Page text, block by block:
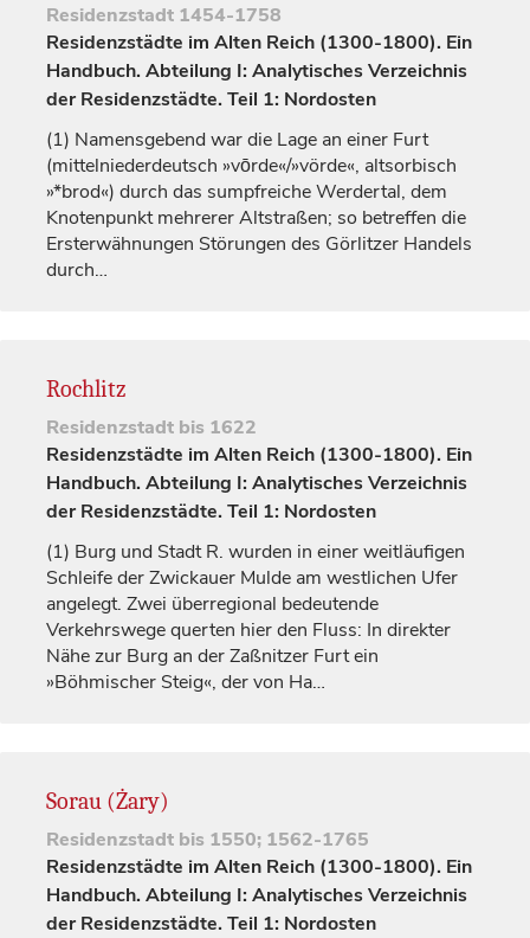
Residenzstadt 1454-1758
Residenzstädte im Alten Reich (1300-1800). Ein
Handbuch. Abteilung I: Analytisches Verzeichnis
der Residenzstädte. Teil 1: Nordosten
(1) Namensgebend war die Lage an einer Furt
(mittelniederdeutsch »vōrde«/»vörde«, altsorbisch
»*brod«) durch das sumpfreiche Werdertal, dem
Knotenpunkt mehrerer Altstraßen; so betreffen die
Ersterwähnungen Störungen des Görlitzer Handels
durch…
Rochlitz
Residenzstadt bis 1622
Residenzstädte im Alten Reich (1300-1800). Ein
Handbuch. Abteilung I: Analytisches Verzeichnis
der Residenzstädte. Teil 1: Nordosten
(1) Burg und Stadt R. wurden in einer weitläufigen
Schleife der Zwickauer Mulde am westlichen Ufer
angelegt. Zwei überregional bedeutende
Verkehrswege querten hier den Fluss: In direkter
Nähe zur Burg an der Zaßnitzer Furt ein
»Böhmischer Steig«, der von Ha…
Sorau (Żary)
Residenzstadt bis 1550; 1562-1765
Residenzstädte im Alten Reich (1300-1800). Ein
Handbuch. Abteilung I: Analytisches Verzeichnis
der Residenzstädte. Teil 1: Nordosten